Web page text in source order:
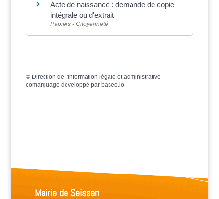
Acte de naissance : demande de copie
intégrale ou d'extrait
Papiers - Citoyenneté
© Direction de l'information légale et administrative
comarquage developpé par baseo.io
Mairie de Seissan